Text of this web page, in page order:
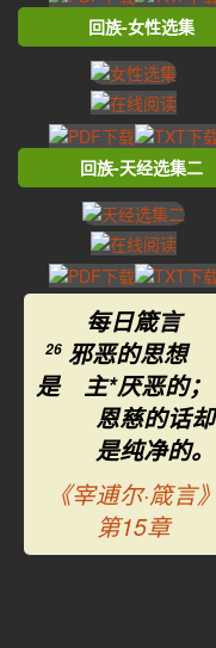
回族-女性选集
回族-天经选集二
每日箴言
26 邪恶的思想
是 主*厌恶的；
恩慈的话却
是纯净的。
《宰逋尔·箴言》
第15章